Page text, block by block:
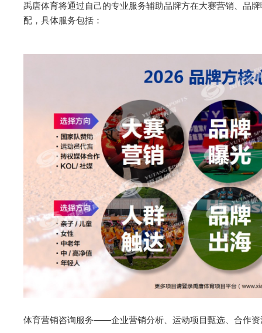
禹唐体育将通过自己的专业服务辅助品牌方在大赛营销、品
配，具体服务包括：
体育营销咨询服务——企业营销分析、运动项目甄选、合作资